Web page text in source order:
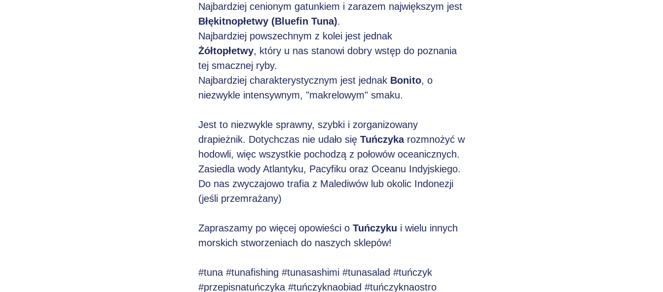
Najbardziej cenionym gatunkiem i zarazem największym jest
Błękitnopłetwy (Bluefin Tuna).
Najbardziej powszechnym z kolei jest jednak
Żółtopłetwy, który u nas stanowi dobry wstęp do poznania
tej smacznej ryby.
Najbardziej charakterystycznym jest jednak Bonito, o
niezwykle intensywnym, "makrelowym" smaku.
Jest to niezwykle sprawny, szybki i zorganizowany
drapieżnik. Dotychczas nie udało się Tuńczykarozmnożyć w
hodowli, więc wszystkie pochodzą z połowów oceanicznych.
Zasiedla wody Atlantyku, Pacyfiku oraz Oceanu Indyjskiego.
Do nas zwyczajowo trafia z Malediwów lub okolic Indonezji
(jeśli przemrażany)
Zapraszamy po więcej opowieści o Tuńczyku i wielu innych
morskich stworzeniach do naszych sklepów!
#tuna #tunafishing #tunasashimi #tunasalad #tuńczyk
#przepisnatuńczyka #tuńczyknaobiad #tuńczyknaostro